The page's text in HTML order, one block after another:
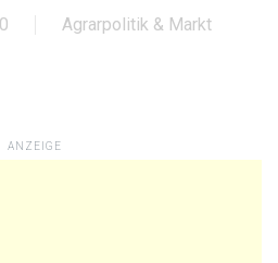
Agrarpolitik & Markt
ANZEIGE